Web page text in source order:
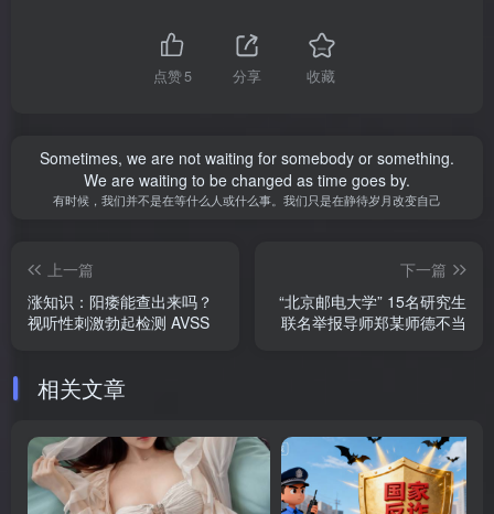
点赞5 分享 收藏
Sometimes, we are not waiting for somebody or something.
We are waiting to be changed as time goes by.
有时候，我们并不是在等什么人或什么事。我们只是在静待岁月改变自己
上一篇
涨知识：阳痿能查出来吗？
视听性刺激勃起检测 AVSS
下一篇
“北京邮电大学” 15名研究生
联名举报导师郑某师德不当
相关文章